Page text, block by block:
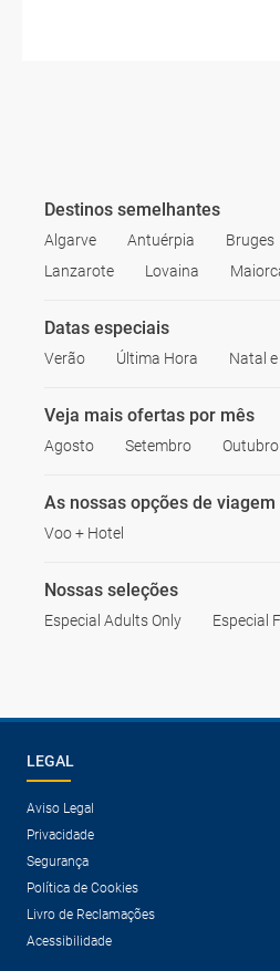
Destinos semelhantes
Algarve Antuérpia Bruges
Lanzarote
Lovaina
Datas especiais
Verão Última Hora Natal
Veja mais ofertas por mês
Agosto Setembro Outubro
As nossas opções de viagem
Voo + Hotel
Nossas seleções
Especial Adults Only Especial
LEGAL
Aviso Legal
Privacidade
Segurança
Política de Cookies
Livro de Reclamações
Acessibilidade